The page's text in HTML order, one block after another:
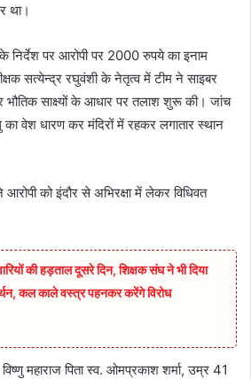
था।
निर्देश पर आरोपी पर 2000 रुपये का इनाम
सत्येन्द्र रघुवंशी के नेतृत्व में टीम ने साइबर
साक्ष्यों के आधार पर तलाश शुरू की। जांच
वेश धारण कर मंदिरों में रहकर लगातार स्थान
को इंदौर से अभिरक्षा में लेकर विधिवत
की हड़ताल दूसरे दिन, शिक्षक संघ ने भी दिया
कल काले वस्त्र पहनकर करेंगे विरोध
महाराज पिता स्व. ओमप्रकाश शर्मा, उम्र 41